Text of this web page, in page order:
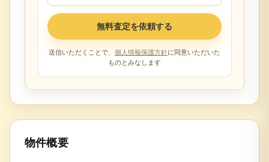
無料査定を依頼する
送信いただくことで、 個人情報保護方針に同意いただいた
ものとみなします
物件概要